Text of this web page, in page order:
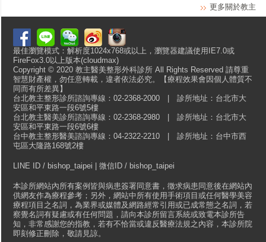
更多關於教主
最佳瀏覽模式：解析度1024x768或以上，瀏覽器建議使用IE7.0或
FireFox3.0以上版本(cloudmax)
Copyright © 2020 教主醫美整形外科診所 All Rights Reserved 請尊重
智慧財產權，勿任意轉載，違者依法必究。【療程效果會因個人體質不
同而有所差異】
台北教主整形診所諮詢專線：02-2368-2000 | 診所地址：台北市大
安區和平東路一段6號5樓
台北教主醫美診所諮詢專線：02-2368-2980 | 診所地址：台北市大
安區和平東路一段6號6樓
台中教主整形醫美諮詢專線：04-2322-2210 | 診所地址：台中市西
屯區大隆路168號2樓
LINE ID / bishop_taipei | 微信ID / bishop_taipei
本診所網站內所有案例皆與病患簽署同意書，徵求病患同意後在網站內
供網友作為療程參考；另外，網站中所有使用手術項目或任何醫學美容
療程項目之名詞，為業界或媒體及網路經常引用或已成常態之名詞，若
察覺名詞有疑慮或有任何問題，請向本診所留言系統或致電本診所告
知，非常感謝您的指教，若有不恰當或違反醫療法規之內容，本診所院
即刻修正刪除，敬請見諒。